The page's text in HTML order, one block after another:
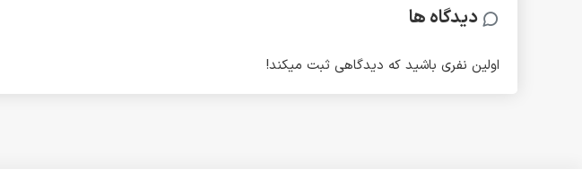
دیدگاه ها
اولین نفری باشید که دیدگاهی ثبت میکند!